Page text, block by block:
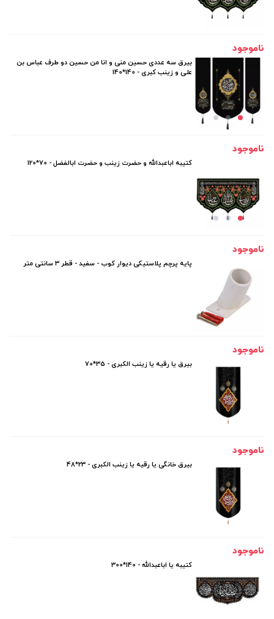
ناموجود
بیرق سه عددی حسین منی و انا من حسین دو طرف عباس بن
علی و زینب کبری - 140*140
ناموجود
کتیبه اباعبدالله و حضرت زینب و حضرت ابالفضل - 70*120
ناموجود
پایه پرچم پلاستیکی دیوار کوب - سفید - قطر 3 سانتی متر
ناموجود
بیرق یا رقیه یا زینب الکبری - 35*70
ناموجود
بیرق خانگی یا رقیه یا زینب الکبری - 23*48
ناموجود
کتیبه یا اباعبدالله - 140*300